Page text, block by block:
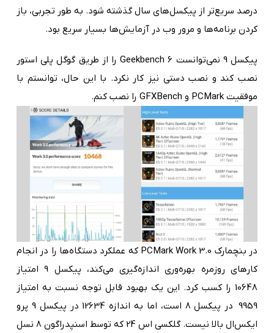
درصد سریع‌تر از پیکسل‌های سال گذشته شود. به طور تجربی، باز
کردن برنامه‌ها و مرور وب در آزمایش‌ها بسیار سریع بود.
پیکسل 9 نمی‌توانست Geekbench 6 را از طریق گوگل پلی استور
نصب کند و نصب دستی نیز کار نکرد. با این حال، توانستم با
موفقیت PCMark و GFXBench را نصب کنم.
در بنچمارک PCMark Work 3.0 که عملکرد دستگاه‌ها را در انجام
کارهای روزمره بهره‌وری اندازه‌گیری می‌کند، پیکسل 9 امتیاز
10648 را کسب کرد. این یک بهبود قابل توجه نسبت به امتیاز
9959 در پیکسل 8 است، اما به اندازه 12634 در پیکسل 9 پرو
ایکس‌ال بالا نیست. گلکسی اس 24 که توسط اسنپدراگون 8 نسل